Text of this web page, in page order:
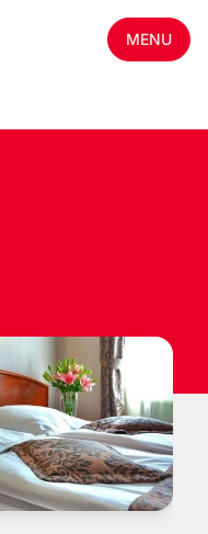
MENU